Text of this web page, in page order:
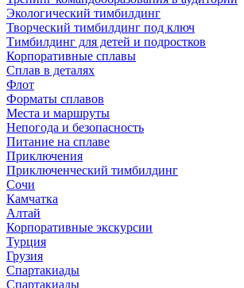
Экологический тимбилдинг
Творческий тимбилдинг под ключ
Тимбилдинг для детей и подростков
Корпоративные сплавы
Сплав в деталях
Флот
Форматы сплавов
Места и маршруты
Непогода и безопасность
Питание на сплаве
Приключения
Приключенческий тимбилдинг
Сочи
Камчатка
Алтай
Корпоративные экскурсии
Турция
Грузия
Спартакиады
Спартакиады